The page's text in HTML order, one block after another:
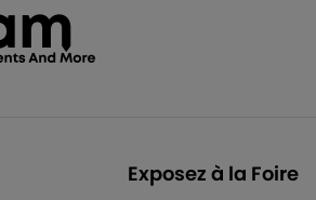
Exposez à la Foire